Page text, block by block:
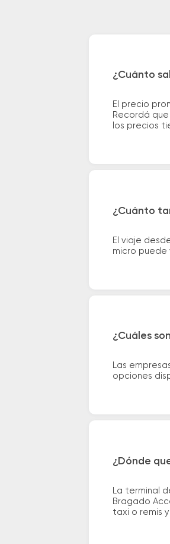
¿Cuánto
El precio
Recordá
los precios
¿Cuánto
El viaje
micro puede
¿Cuáles
Las
opciones
¿Dónde
La terminal
Bragado
taxi o remis